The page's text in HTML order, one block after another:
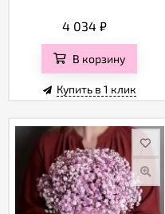
4 034₽
В корзину
Купить в 1 клик